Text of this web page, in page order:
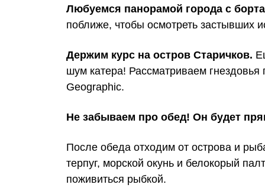
Любуемся панорамой города с
поближе, чтобы осмотреть застывших
Держим курс на остров Старичков.
шум катера! Рассматриваем
Geographic.
Не забываем про обед! Он будет
После обеда отходим от острова и
терпуг, морской окунь и белокорый
поживиться рыбкой.